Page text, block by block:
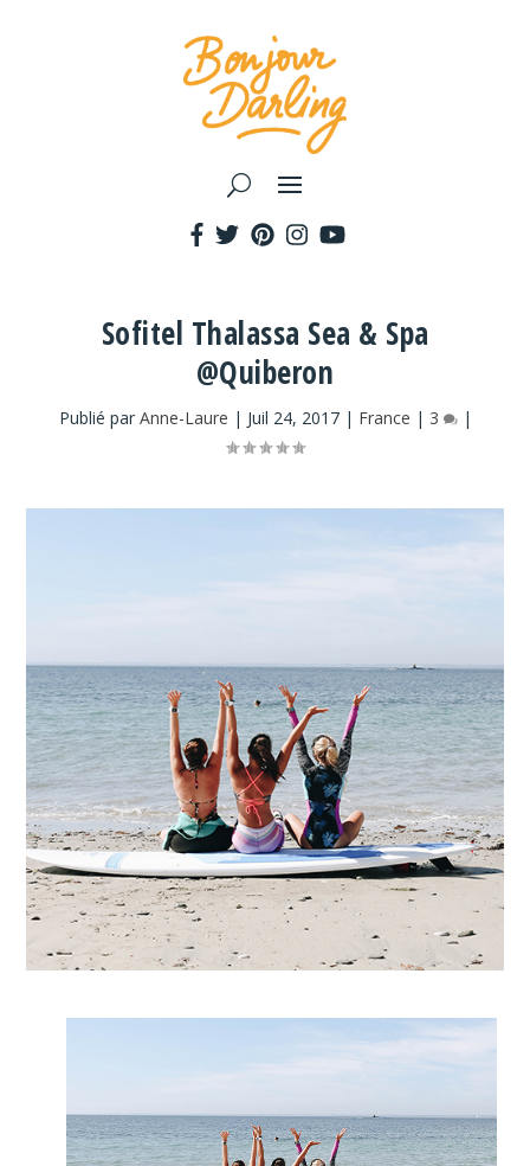
Sofitel Thalassa Sea & Spa
@Quiberon
Publié par Anne-Laure | Juil 24, 2017| France | 3 |